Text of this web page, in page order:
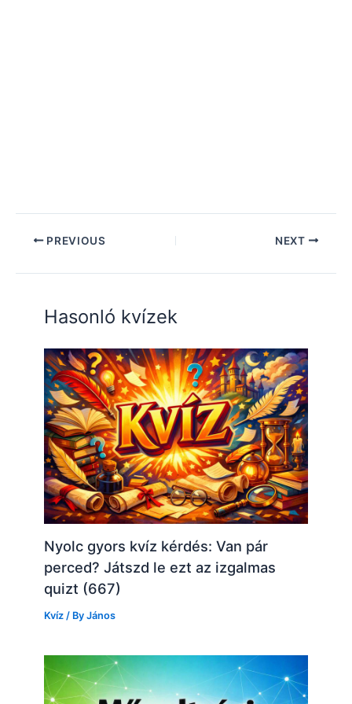
PREVIOUS NEXT
Hasonló kvízek
Nyolc gyors kvíz kérdés: Van pár
perced? Játszd le ezt az izgalmas
quizt (667)
Kvíz / ByJános